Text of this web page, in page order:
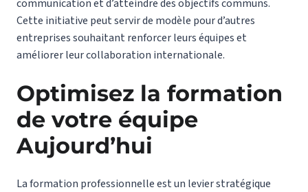
communication et d’atteindre des objectifs communs.
Cette initiative peut servir de modèle pour d’autres
entreprises souhaitant renforcer leurs équipes et
améliorer leur collaboration internationale.
Optimisez la formation
de votre équipe
Aujourd’hui
La formation professionnelle est un levier stratégique